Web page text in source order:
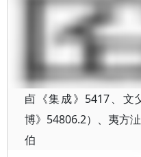
卣《集成》5417、文
博》54806.2）、夷方